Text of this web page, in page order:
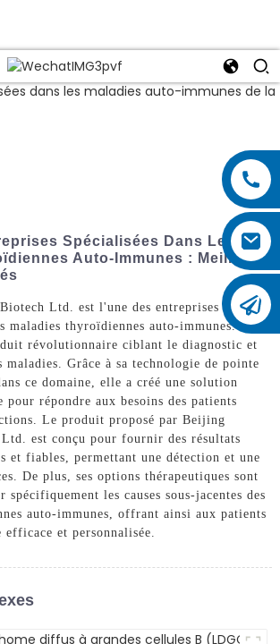
Spécialisées Dans Les
Auto-Immunes : Meilleurs
Ltd. est l'une des entreprises leaders
maladies thyroïdiennes auto-immunes. Elle
révolutionnaire ciblant le diagnostic et
maladies. Grâce à sa technologie de pointe
ce domaine, elle a créé une solution
pour répondre aux besoins des patients
Le produit proposé par Beijing
est conçu pour fournir des résultats
et fiables, permettant une détection et une
De plus, ses options thérapeutiques sont
spécifiquement les causes sous-jacentes des
auto-immunes, offrant ainsi aux patients
efficace et personnalisée.